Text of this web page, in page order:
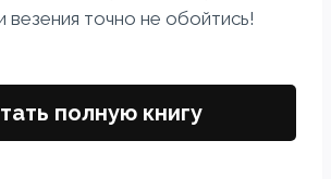
везения точно не обойтись!
полную книгу